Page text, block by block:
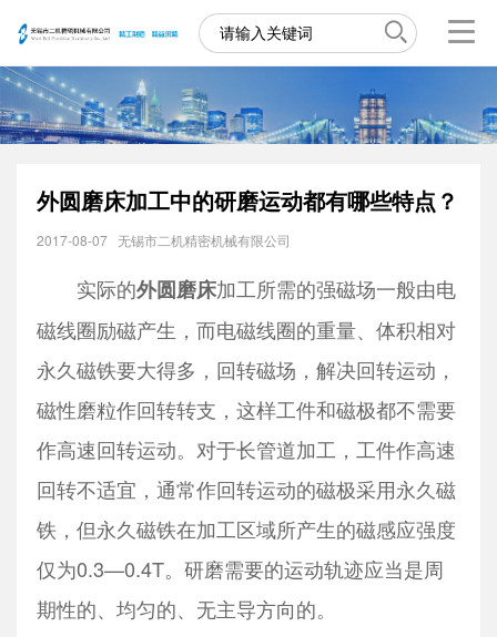
外圆磨床加工中的研磨运动都有哪些特点？
2017-08-07 无锡市二机精密机械有限公司
实际的外圆磨床加工所需的强磁场一般由电
磁线圈励磁产生，而电磁线圈的重量、体积相对
永久磁铁要大得多，回转磁场，解决回转运动，
磁性磨粒作回转转支，这样工件和磁极都不需要
作高速回转运动。对于长管道加工，工件作高速
回转不适宜，通常作回转运动的磁极采用永久磁
铁，但永久磁铁在加工区域所产生的磁感应强度
仅为0.3—0.4T。研磨需要的运动轨迹应当是周
期性的、均匀的、无主导方向的。